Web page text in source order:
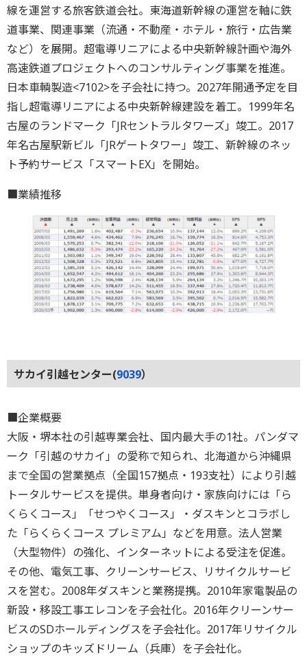
線を運営する旅客鉄道会社。東海道新幹線の運営を軸に鉄
道事業、関連事業（流通・不動産・ホテル・旅行・広告業
など）を展開。超電導リニアによる中央新幹線計画や海外
高速鉄道プロジェクトへのコンサルティング事業を推進。
日本車輌製造<7102>を子会社に持つ。2027年開通予定を目
指し超電導リニアによる中央新幹線建設を着工。1999年名
古屋のランドマーク「JRセントラルタワーズ」竣工。2017
年名古屋駅新ビル「JRゲートタワー」竣工、新幹線のネッ
ト予約サービス「スマートEX」を開始。
■業績推移
サカイ引越センター(9039）
■企業概要
大阪・堺本社の引越専業会社、国内最大手の1社。パンダマ
ーク「引越のサカイ」の愛称で知られ、北海道から沖縄県
まで全国の営業拠点（全国157拠点・193支社）により引越
トータルサービスを提供。単身者向け・家族向けには「ら
くらくコース」「せつやくコース」・ダスキンとコラボし
た「らくらくコース プレミアム」などを用意。法人営業
（大型物件）の強化、インターネットによる受注を促進。
その他、電気工事、クリーンサービス、リサイクルサービ
スを営む。2008年ダスキンと業務提携。2010年家電製品の
新設・移設工事エレコンを子会社化。2016年クリーンサー
ビスのSDホールディングスを子会社化。2017年リサイクル
ショップのキッズドリーム（兵庫）を子会社化。